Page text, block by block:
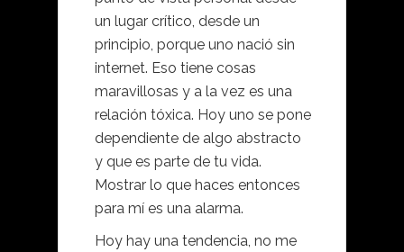
un lugar crítico, desde un
principio, porque uno nació sin
internet. Eso tiene cosas
maravillosas y a la vez es una
relación tóxica. Hoy uno se pone
dependiente de algo abstracto
y que es parte de tu vida.
Mostrar lo que haces entonces
para mí es una alarma.
Hoy hay una tendencia, no me